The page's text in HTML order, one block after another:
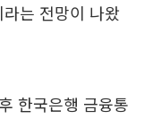
는 전망이 나왔
한국은행 금융통